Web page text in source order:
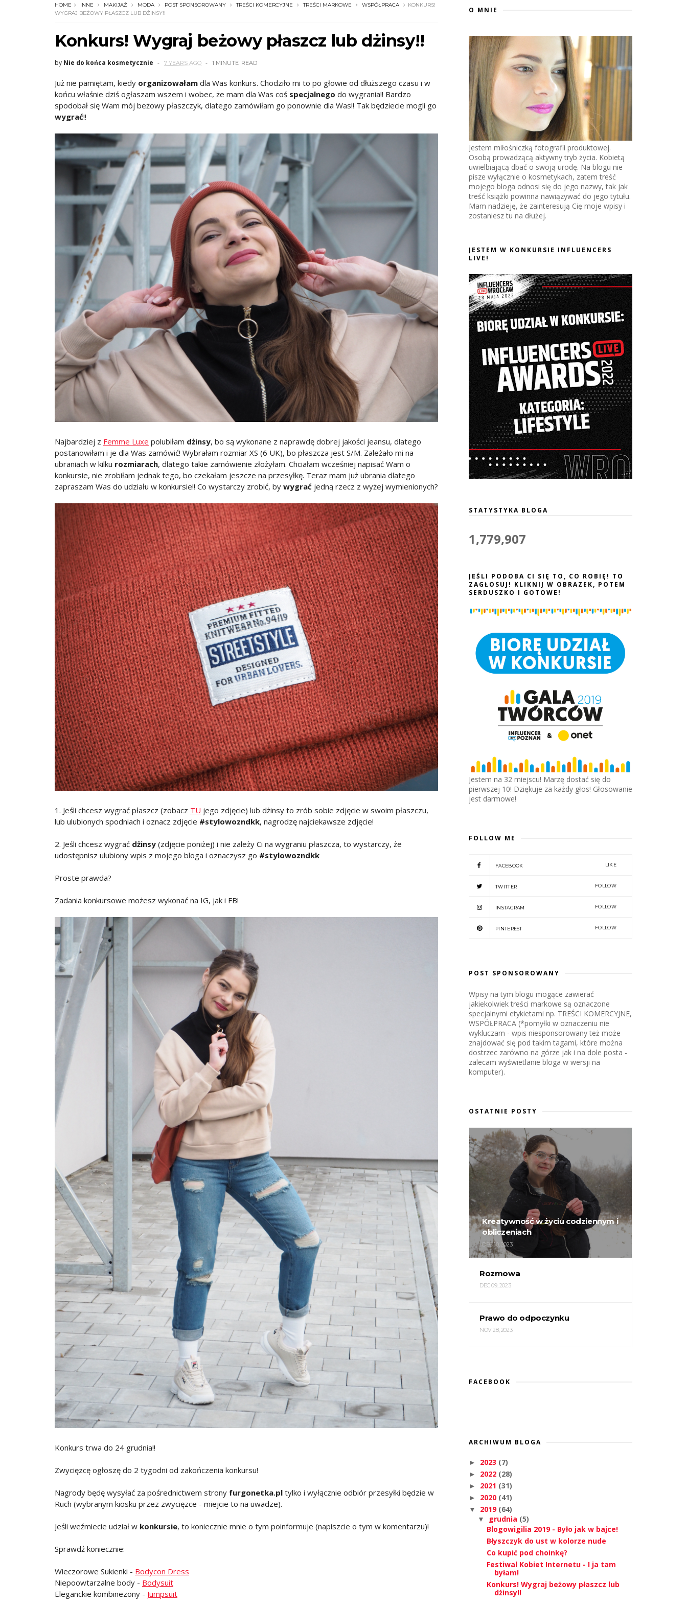
HOME INNE MAKIJAŻ MODA POST SPONSOROWANY TREŚCI KOMERCYJNE TREŚCI MARKOWE WSPÓŁPRACA
KONKURS!
WYGRAJ BEŻOWY PŁASZCZ LUB DŻINSY!!
Konkurs! Wygraj beżowy płaszcz lub dżinsy!!
by Nie do końca kosmetycznie 7 YEARS AGO 1 MINUTE READ
Już nie pamiętam, kiedy organizowałam dla Was konkurs. Chodziło mi to po głowie od dłuższego czasu i w
końcu właśnie dziś ogłaszam wszem i wobec, że mam dla Was coś specjalnego do wygrania!! Bardzo
spodobał się Wam mój beżowy płaszczyk, dlatego zamówiłam go ponownie dla Was!! Tak będziecie mogli go
wygrać!!
Najbardziej z Femme Luxe polubiłam dżinsy, bo są wykonane z naprawdę dobrej jakości jeansu, dlatego
postanowiłam i je dla Was zamówić! Wybrałam rozmiar XS (6 UK), bo płaszcza jest S/M. Zależało mi na
ubraniach w kilku rozmiarach, dlatego takie zamówienie złożyłam. Chciałam wcześniej napisać Wam o
konkursie, nie zrobiłam jednak tego, bo czekałam jeszcze na przesyłkę. Teraz mam już ubrania dlatego
zapraszam Was do udziału w konkursie!! Co wystarczy zrobić, by wygrać jedną rzecz z wyżej wymienionych?
1. Jeśli chcesz wygrać płaszcz (zobacz TU jego zdjęcie) lub dżinsy to zrób sobie zdjęcie w swoim płaszczu,
lub ulubionych spodniach i oznacz zdjęcie #stylowozndkk, nagrodzę najciekawsze zdjęcie!
2. Jeśli chcesz wygrać dżinsy (zdjęcie poniżej) i nie zależy Ci na wygraniu płaszcza, to wystarczy, że
udostępnisz ulubiony wpis z mojego bloga i oznaczysz go #stylowozndkk
Proste prawda?
Zadania konkursowe możesz wykonać na IG, jak i FB!
Konkurs trwa do 24 grudnia!!
Zwycięzcę ogłoszę do 2 tygodni od zakończenia konkursu!
Nagrody będę wysyłać za pośrednictwem strony furgonetka.pl tylko i wyłącznie odbiór przesyłki będzie w
Ruch (wybranym kiosku przez zwycięzce - miejcie to na uwadze).
Jeśli weźmiecie udział w konkursie, to koniecznie mnie o tym poinformuje (napiszcie o tym w komentarzu)!
Sprawdź koniecznie:
Wieczorowe Sukienki - Bodycon Dress
Niepoowtarzalne body - Bodysuit
Eleganckie kombinezony - Jumpsuit
O MNIE
Jestem miłośniczką fotografii produktowej.
Osobą prowadzącą aktywny tryb życia. Kobietą
uwielbiającą dbać o swoją urodę. Na blogu nie
pisze wyłącznie o kosmetykach, zatem treść
mojego bloga odnosi się do jego nazwy, tak jak
treść książki powinna nawiązywać do jego tytułu.
Mam nadzieję, że zainteresują Cię moje wpisy i
zostaniesz tu na dłużej.
JESTEM W KONKURSIE INFLUENCERS
LIVE!
STATYSTYKA BLOGA
1,779,907
JEŚLI PODOBA CI SIĘ TO, CO ROBIĘ! TO
ZAGŁOSUJ! KLIKNIJ W OBRAZEK, POTEM
SERDUSZKO I GOTOWE!
Jestem na 32 miejscu! Marzę dostać się do
pierwszej 10! Dziękuje za każdy głos! Głosowanie
jest darmowe!
FOLLOW ME
FACEBOOK LIKE
TWITTER FOLLOW
INSTAGRAM FOLLOW
PINTEREST FOLLOW
POST SPONSOROWANY
Wpisy na tym blogu mogące zawierać
jakiekolwiek treści markowe są oznaczone
specjalnymi etykietami np. TREŚCI KOMERCYJNE,
WSPÓŁPRACA (*pomyłki w oznaczeniu nie
wykluczam - wpis niesponsorowany też może
znajdować się pod takim tagami, które można
dostrzec zarówno na górze jak i na dole posta -
zalecam wyświetlanie bloga w wersji na
komputer).
OSTATNIE POSTY
Kreatywność w życiu codziennym i
obliczeniach
DEC 10, 2023
Rozmowa
DEC 09, 2023
Prawo do odpoczynku
NOV 28, 2023
FACEBOOK
ARCHIWUM BLOGA
► 2023 (7)
► 2022 (28)
► 2021 (31)
► 2020 (41)
▼ 2019 (64)
▼ grudnia (5)
Blogowigilia 2019 - Było jak w bajce!
Błyszczyk do ust w kolorze nude
Co kupić pod choinkę?
Festiwal Kobiet Internetu - I ja tam
byłam!
Konkurs! Wygraj beżowy płaszcz lub
dżinsy!!